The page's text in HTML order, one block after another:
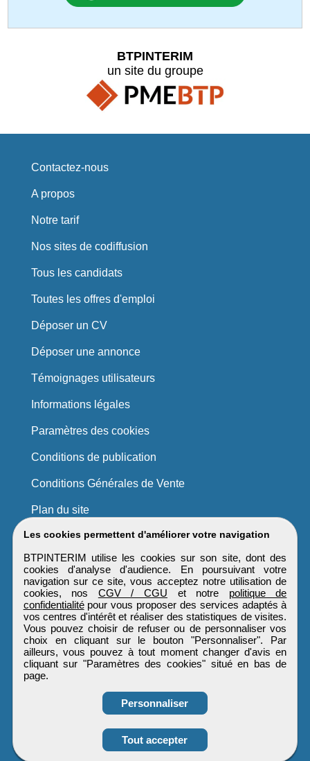
Obtenir ses
coordonnées
Les cookies permettent d'améliorer votre navigation
BTPINTERIM utilise les cookies sur son site, dont des
cookies d'analyse d'audience. En poursuivant votre
navigation sur ce site, vous acceptez notre utilisation de
cookies, nos CGV / CGU et notre politique de
confidentialitépour vous proposer des services adaptés à
vos centres d'intérêt et réaliser des statistiques de visites.
Vous pouvez choisir de refuser ou de personnaliser vos
choix en cliquant sur le bouton "Personnaliser". Par
ailleurs, vous pouvez à tout moment changer d'avis en
cliquant sur "Paramètres des cookies" situé en bas de
page.
Personnaliser
Tout accepter
BTPINTERIM
un site du groupe
Contactez-nous
A propos
Notre tarif
Nos sites de codiffusion
Tous les candidats
Toutes les offres d'emploi
Déposer un CV
Déposer une annonce
Témoignages utilisateurs
Informations légales
Paramètres des cookies
Conditions de publication
Conditions Générales de Vente
Plan du site
BTPINTERIM